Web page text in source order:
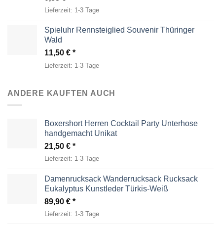
Lieferzeit: 1-3 Tage
Spieluhr Rennsteiglied Souvenir Thüringer
Wald
11,50 €
Lieferzeit: 1-3 Tage
ANDERE KAUFTEN AUCH
Boxershort Herren Cocktail Party Unterhose
handgemacht Unikat
21,50 €
Lieferzeit: 1-3 Tage
Damenrucksack Wanderrucksack Rucksack
Eukalyptus Kunstleder Türkis-Weiß
89,90 €
Lieferzeit: 1-3 Tage